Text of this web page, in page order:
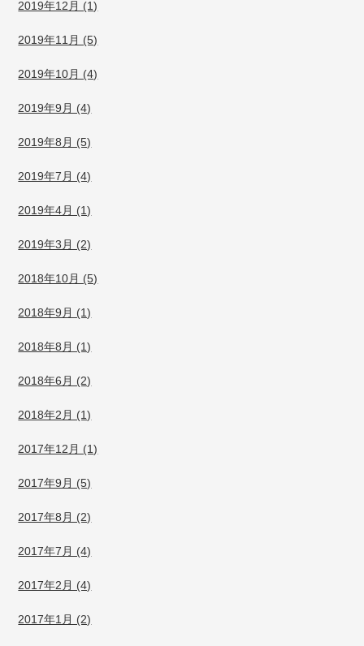
2019年12月 (1)
2019年11月 (5)
2019年10月 (4)
2019年9月 (4)
2019年8月 (5)
2019年7月 (4)
2019年4月 (1)
2019年3月 (2)
2018年10月 (5)
2018年9月 (1)
2018年8月 (1)
2018年6月 (2)
2018年2月 (1)
2017年12月 (1)
2017年9月 (5)
2017年8月 (2)
2017年7月 (4)
2017年2月 (4)
2017年1月 (2)